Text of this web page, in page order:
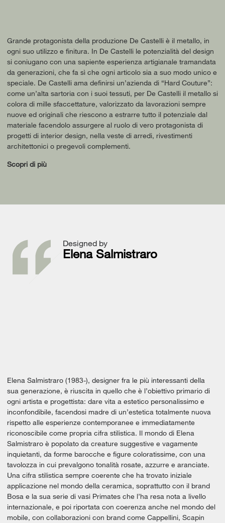
Grande protagonista della produzione De Castelli è il metallo, in
ogni suo utilizzo e finitura. In De Castelli le potenzialità del design
si coniugano con una sapiente esperienza artigianale tramandata
da generazioni, che fa sì che ogni articolo sia a suo modo unico e
speciale. De Castelli ama definirsi un’azienda di “Hard Couture”:
come un’alta sartoria con i suoi tessuti, per De Castelli il metallo si
colora di mille sfaccettature, valorizzato da lavorazioni sempre
nuove ed originali che riescono a estrarre tutto il potenziale dal
materiale facendolo assurgere al ruolo di vero protagonista di
progetti di interior design, nella veste di arredi, rivestimenti
architettonici o pregevoli complementi.
Scopri di più
Designed by
Elena Salmistraro
Elena Salmistraro (1983-), designer fra le più interessanti della
sua generazione, è riuscita in quello che è l’obiettivo primario di
ogni artista e progettista: dare vita a estetico personalissimo e
inconfondibile, facendosi madre di un’estetica totalmente nuova
rispetto alle esperienze contemporanee e immediatamente
riconoscibile come propria cifra stilistica. Il mondo di Elena
Salmistraro è popolato da creature suggestive e vagamente
inquietanti, da forme barocche e figure coloratissime, con una
tavolozza in cui prevalgono tonalità rosate, azzurre e aranciate.
Una cifra stilistica sempre coerente che ha trovato iniziale
applicazione nel mondo della ceramica, soprattutto con il brand
Bosa e la sua serie di vasi Primates che l’ha resa nota a livello
internazionale, e poi riportata con coerenza anche nel mondo del
mobile, con collaborazioni con brand come Cappellini, Scapin